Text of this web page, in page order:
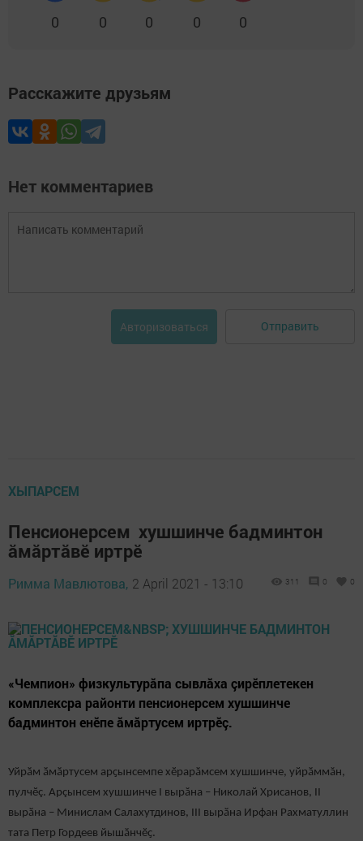
0 0 0 0 0
Расскажите друзьям
Нет комментариев
Авторизоваться Отправить
ХЫПАРСЕМ
Пенсионерсем хушшинче бадминтон
ăмăртăвӗ иртрӗ
Римма Мавлютова, 2 April 2021 - 13:10 311 0 0
«Чемпион» физкультурӑпа сывлăха çирӗплетекен
комплексра районти пенсионерсем хушшинче
бадминтон енӗпе ӑмӑртусем иртрӗç.
Уйрӑм ӑмӑртусем арҫынсемпе хӗрарӑмсем хушшинче, уйрӑммăн,
пулчӗç. Арçынсем хушшинче I вырăна – Николай Хрисанов, II
вырӑна – Минислам Салахутдинов, III вырӑна Ирфан Рахматуллин
тата Петр Гордеев йышӑнчӗҫ.